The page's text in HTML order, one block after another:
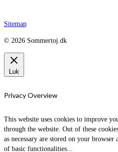
Sitemap
© 2026 Sommertoj.dk
Luk
Privacy Overview
This website uses cookies to improve
through the website. Out of these
as necessary are stored on your
of basic functionalities